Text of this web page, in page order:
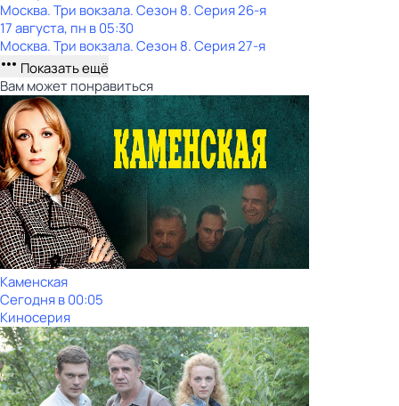
Москва. Три вокзала. Сезон 8. Серия 26-я
17 августа, пн в 05:30
Москва. Три вокзала. Сезон 8. Серия 27-я
Показать ещё
Вам может понравиться
Каменская
Сегодня в 00:05
Киносерия